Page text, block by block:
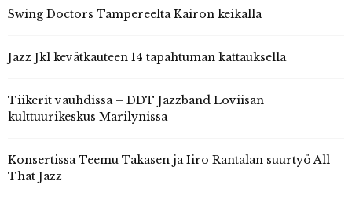
Swing Doctors Tampereelta Kairon keikalla
Jazz Jkl kevätkauteen 14 tapahtuman kattauksella
Tiikerit vauhdissa – DDT Jazzband Loviisan
kulttuurikeskus Marilynissa
Konsertissa Teemu Takasen ja Iiro Rantalan suurtyö All
That Jazz